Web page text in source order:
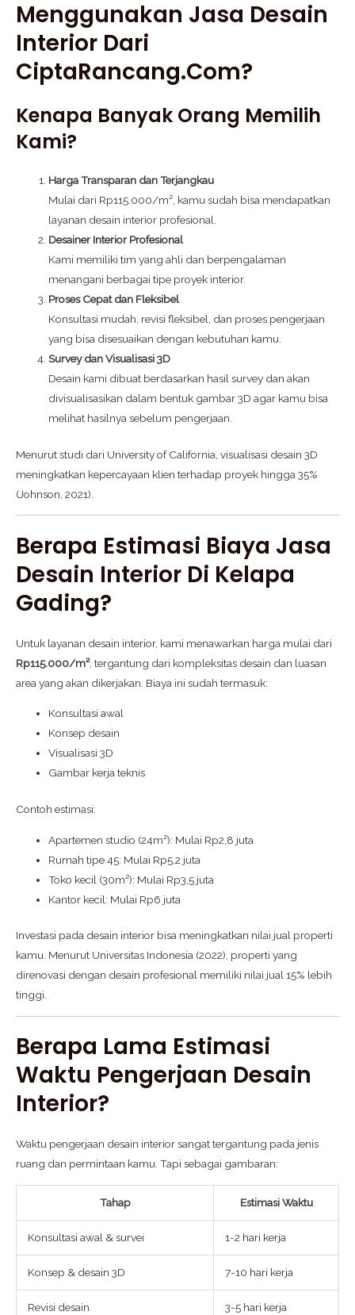
Menggunakan Jasa Desain
Interior Dari
CiptaRancang.com?
Kenapa Banyak Orang Memilih
Kami?
Harga Transparan dan Terjangkau
Mulai dari Rp115.000/m², kamu sudah bisa mendapatkan
layanan desain interior profesional.
Desainer Interior Profesional
Kami memiliki tim yang ahli dan berpengalaman
menangani berbagai tipe proyek interior.
Proses Cepat dan Fleksibel
Konsultasi mudah, revisi fleksibel, dan proses pengerjaan
yang bisa disesuaikan dengan kebutuhan kamu.
Survey dan Visualisasi 3D
Desain kami dibuat berdasarkan hasil survey dan akan
divisualisasikan dalam bentuk gambar 3D agar kamu bisa
melihat hasilnya sebelum pengerjaan.
Menurut studi dari University of California, visualisasi desain 3D
meningkatkan kepercayaan klien terhadap proyek hingga 35%
(Johnson, 2021).
Berapa Estimasi Biaya Jasa
Desain Interior Di Kelapa
Gading?
Untuk layanan desain interior, kami menawarkan harga mulai dari
Rp115.000/m², tergantung dari kompleksitas desain dan luasan
area yang akan dikerjakan. Biaya ini sudah termasuk:
Konsultasi awal
Konsep desain
Visualisasi 3D
Gambar kerja teknis
Contoh estimasi:
Apartemen studio (24m²): Mulai Rp2,8 juta
Rumah tipe 45: Mulai Rp5,2 juta
Toko kecil (30m²): Mulai Rp3,5 juta
Kantor kecil: Mulai Rp6 juta
Investasi pada desain interior bisa meningkatkan nilai jual properti
kamu. Menurut Universitas Indonesia (2022), properti yang
direnovasi dengan desain profesional memiliki nilai jual 15% lebih
tinggi.
Berapa Lama Estimasi
Waktu Pengerjaan Desain
Interior?
Waktu pengerjaan desain interior sangat tergantung pada jenis
ruang dan permintaan kamu. Tapi sebagai gambaran:
Tahap Estimasi Waktu
Konsultasi awal & survei 1-2 hari kerja
Konsep & desain 3D 7-10 hari kerja
Revisi desain 3-5 hari kerja